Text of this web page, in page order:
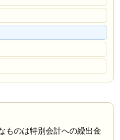
ものは特別会計への繰出金